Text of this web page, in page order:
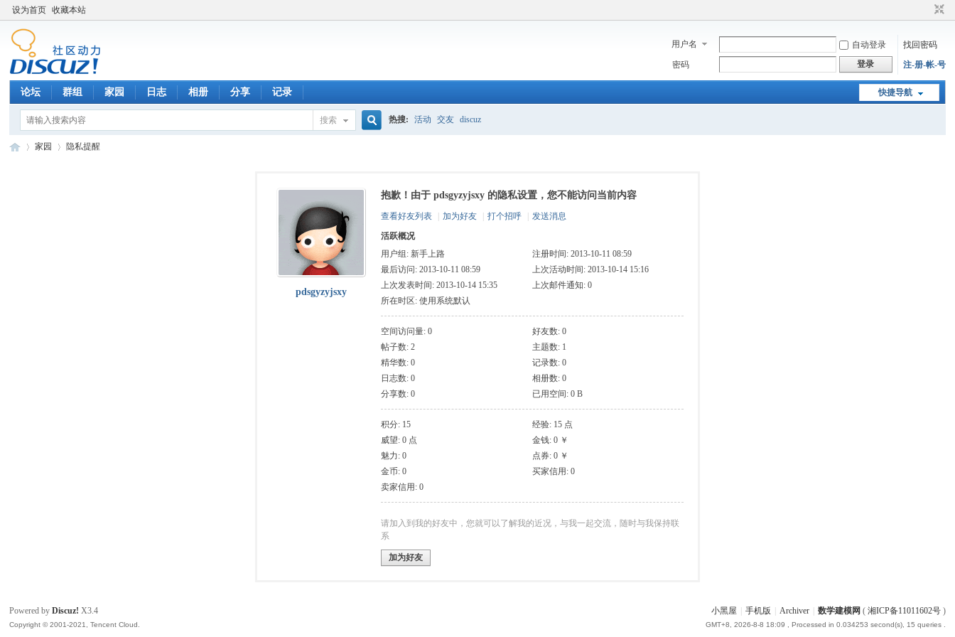
设为首页 收藏本站
用户名 自动登录
找回密码
密码
登录 注-册-帐-号
快捷导航
论坛 群组 家园 日志 相册 分享 记录
搜索 热搜: 活动 交友 discuz
家园 隐私提醒
pdsgyzyjsxy
抱歉！由于 pdsgyzyjsxy 的隐私设置，您不能访问当前内容
查看好友列表 加为好友 打个招呼
发送消息
活跃概况
用户组: 新手上路
注册时间: 2013-10-11 08:59
最后访问: 2013-10-11 08:59
上次活动时间: 2013-10-14 15:16
上次发表时间: 2013-10-14 15:35
上次邮件通知: 0
所在时区: 使用系统默认
空间访问量: 0
好友数: 0
帖子数: 2
主题数: 1
精华数: 0
记录数: 0
日志数: 0
相册数: 0
分享数: 0
已用空间: 0 B
积分: 15
经验: 15 点
威望: 0 点
金钱: 0 ￥
魅力: 0
点券: 0 ￥
金币: 0
买家信用: 0
卖家信用: 0
请加入到我的好友中，您就可以了解我的近况，与我一起交流，随时与我保持联
系
加为好友
小黑屋 手机版 Archiver 数学建模网 ( 湘ICP备11011602号)
GMT+8, 2026-8-8 18:09 , Processed in 0.034253 second(s), 15 queries .
Powered byDiscuz! X3.4
Copyright © 2001-2021, Tencent Cloud.